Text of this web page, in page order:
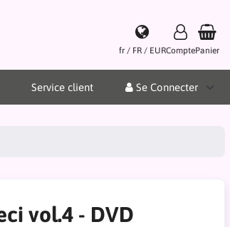
fr / FR / EURComptePanier
Service client Se Connecter
vol.4 - DVD